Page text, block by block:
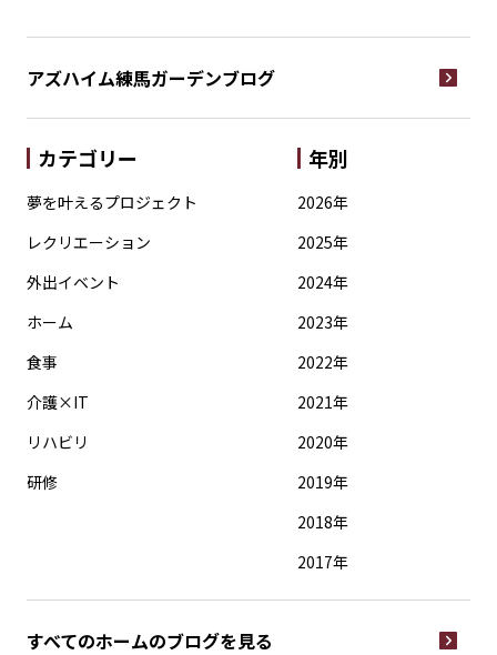
アズハイム練馬ガーデンブログ
カテゴリー
夢を叶えるプロジェクト
レクリエーション
外出イベント
ホーム
食事
介護×IT
リハビリ
研修
年別
2026年
2025年
2024年
2023年
2022年
2021年
2020年
2019年
2018年
2017年
すべてのホームのブログを見る